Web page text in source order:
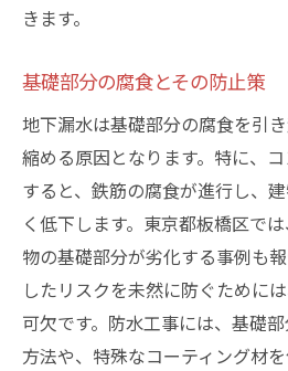
きます。
基礎部分の腐食とその防止策
地下漏水は基礎部分の腐食を引
縮める原因となります。特に、
すると、鉄筋の腐食が進行し、
く低下します。東京都板橋区で
物の基礎部分が劣化する事例も
したリスクを未然に防ぐために
可欠です。防水工事には、基礎
方法や、特殊なコーティング材